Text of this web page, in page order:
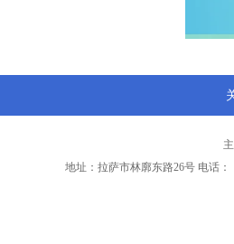
地址：拉萨市林廓东路26号 电话：